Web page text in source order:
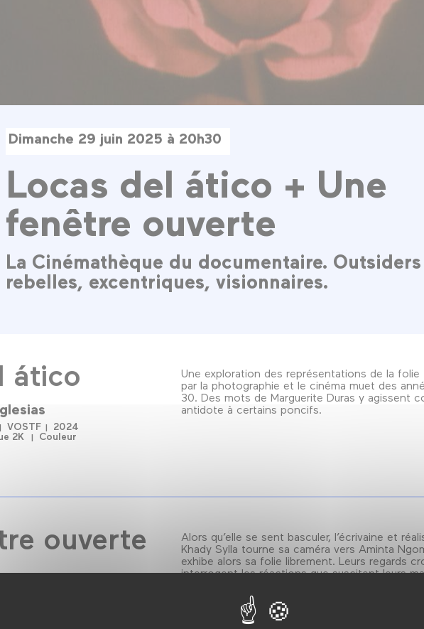
Dimanche 29 juin 2025 à 20h30
Locas del ático + Une
fenêtre ouverte
La Cinémathèque du documentaire.
rebelles, excentriques, visionnaires.
ático
VOSTF
2024
2K Couleur
Une exploration des représentations de la folie
par la photographie et le cinéma muet des
30. Des mots de Marguerite Duras y agissent
antidote à certains poncifs.
ouverte
2K
Alors qu’elle se sent basculer, l’écrivaine et
Khady Sylla tourne sa caméra vers Aminta
exhibe alors sa folie librement. Leurs regards
interrogent les réactions que suscitent leurs